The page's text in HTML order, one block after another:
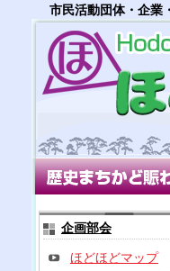
市民活動団体・企業
企画部会
ほどほどマップ